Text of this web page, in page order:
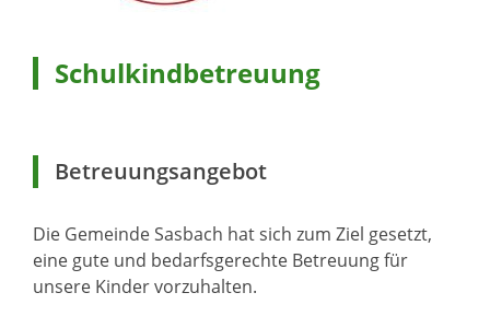
Schulkindbetreuung
Betreuungsangebot
Die Gemeinde Sasbach hat sich zum Ziel gesetzt,
eine gute und bedarfsgerechte Betreuung für
unsere Kinder vorzuhalten.